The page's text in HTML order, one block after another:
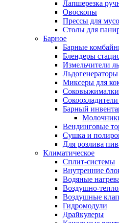
Лапшерезка
Овоскопы
Прессы для
Столы для
Барное
Барные
Блендеры
Измельчители
Льдогенераторы
Миксеры для
Соковыжималки
Барный
Вендинговые
Сушка и
Для розлива
Климатическое
Сплит-системы
Внутренние
Водяные
Воздушно-
Воздушные
Гидромодули
Драйкулеры